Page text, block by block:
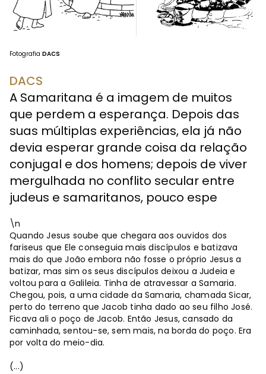
Fotografia DACS
DACS
A Samaritana é a imagem de muitos
que perdem a esperança. Depois das
suas múltiplas experiências, ela já não
devia esperar grande coisa da relação
conjugal e dos homens; depois de viver
mergulhada no conflito secular entre
judeus e samaritanos, pouco espe
\n
Quando Jesus soube que chegara aos ouvidos dos
fariseus que Ele conseguia mais discípulos e batizava
mais do que João embora não fosse o próprio Jesus a
batizar, mas sim os seus discípulos deixou a Judeia e
voltou para a Galileia. Tinha de atravessar a Samaria.
Chegou, pois, a uma cidade da Samaria, chamada Sicar,
perto do terreno que Jacob tinha dado ao seu filho José.
Ficava ali o poço de Jacob. Então Jesus, cansado da
caminhada, sentou-se, sem mais, na borda do poço. Era
por volta do meio-dia.
(...)